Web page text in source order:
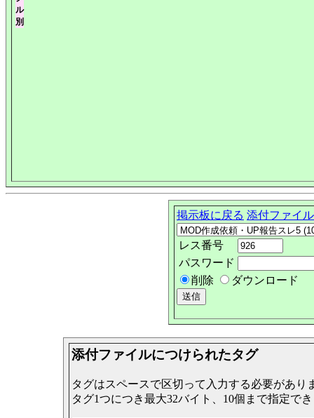
掲示板に戻る 添付ファイ
レス番号
パスワード
削除
ダウンロード
添付ファイルにつけられたタグ
タグはスペースで区切って入力する必要があり
タグ1つにつき最大32バイト、10個まで指定で